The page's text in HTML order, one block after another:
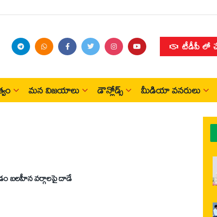
టీడీపీ లో
మన విజయాలు డౌన్లోడ్స్ మీడియా వనరులు
బలహీన వర్గాలపై దాడే